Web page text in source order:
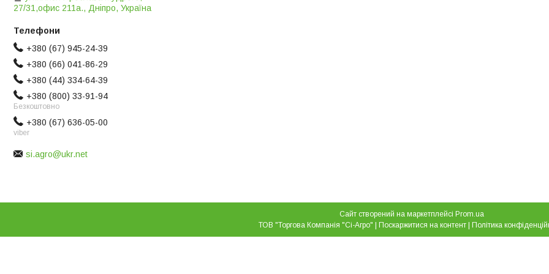
27/31,офис 211а., Дніпро, Україна
+380 (67) 945-24-39
+380 (66) 041-86-29
+380 (44) 334-64-39
+380 (800) 33-91-94
Безкоштовно
+380 (67) 636-05-00
viber
si.agro@ukr.net
Сайт створений на маркетплейсі Prom.ua
ТОВ "Торгова Компанія "Сі-Агро" | Поскаржитися на контент | Політика